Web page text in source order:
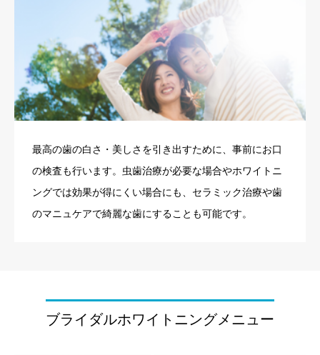
最高の歯の白さ・美しさを引き出すために、事前にお口
の検査も行います。虫歯治療が必要な場合やホワイトニ
ングでは効果が得にくい場合にも、セラミック治療や歯
のマニュケアで綺麗な歯にすることも可能です。
ブライダルホワイトニングメニュー